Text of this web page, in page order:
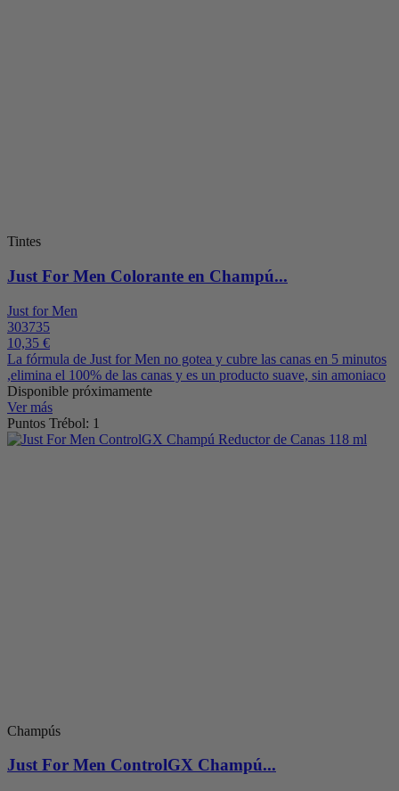
Tintes
Just For Men Colorante en Champú...
Just for Men
303735
10,35 €
La fórmula de Just for Men no gotea y cubre las canas en 5 minutos
,elimina el 100% de las canas y es un producto suave, sin amoniaco
Disponible próximamente
Ver más
Puntos Trébol: 1
Champús
Just For Men ControlGX Champú...